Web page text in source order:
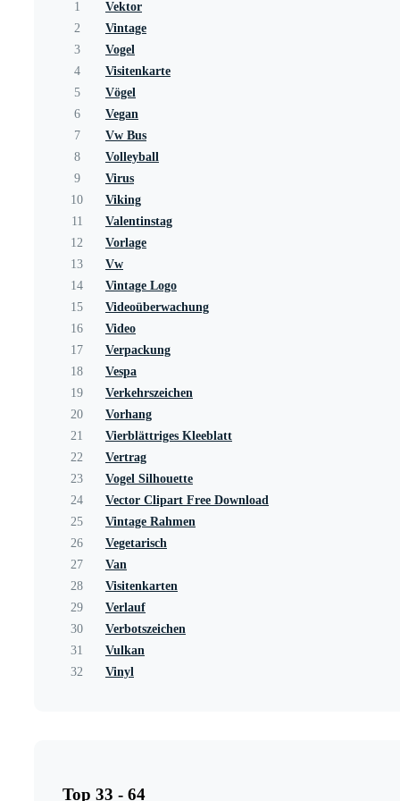
1
Vektor
2
Vintage
3
Vogel
4
Visitenkarte
5
Vögel
6
Vegan
7
Vw Bus
8
Volleyball
9
Virus
10
Viking
11
Valentinstag
12
Vorlage
13
Vw
14
Vintage Logo
15
Videoüberwachung
16
Video
17
Verpackung
18
Vespa
19
Verkehrszeichen
20
Vorhang
21
Vierblättriges Kleeblatt
22
Vertrag
23
Vogel Silhouette
24
Vector Clipart Free Download
25
Vintage Rahmen
26
Vegetarisch
27
Van
28
Visitenkarten
29
Verlauf
30
Verbotszeichen
31
Vulkan
32
Vinyl
Top 33 - 64